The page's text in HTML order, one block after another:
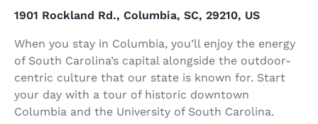
1901 Rockland Rd., Columbia, SC, 29210, US
When you stay in Columbia, you’ll enjoy the energy
of South Carolina’s capital alongside the outdoor-
centric culture that our state is known for. Start
your day with a tour of historic downtown
Columbia and the University of South Carolina.